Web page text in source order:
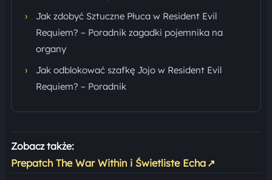
›
Jak zdobyć Sztuczne Płuca w Resident Evil
Requiem? – Poradnik zagadki pojemnika na
organy
›
Jak odblokować szafkę Jojo w Resident Evil
Requiem? – Poradnik
Zobacz także:
Prepatch The War Within i Świetliste Echa ↗